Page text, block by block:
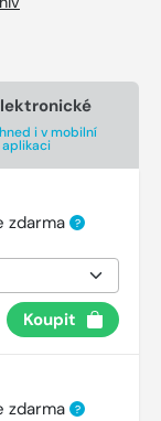
i v mobilní
aplikaci
zdarma ?
Koupit
zdarma ?